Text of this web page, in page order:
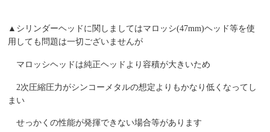
▲シリンダーヘッドに関しましてはマロッシ(47mm)ヘッド等を使
用しても問題は一切ございませんが
マロッシヘッドは純正ヘッドより容積が大きいため
2次圧縮圧力がシンコーメタルの想定よりもかなり低くなってし
まい
せっかくの性能が発揮できない場合等があります